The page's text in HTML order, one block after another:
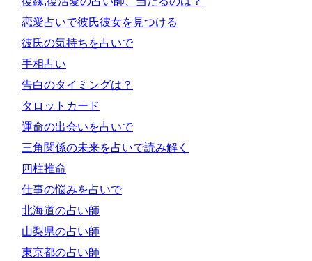
恋愛占いで彼氏彼女を見つける
彼氏の気持ちを占いで
手相占い
告白のタイミングは？
タロットカード
運命の出会いを占いで
三角関係の未来を占いで読み解く
四柱推命
仕事の悩みを占いで
北海道の占い師
山梨県の占い師
東京都の占い師